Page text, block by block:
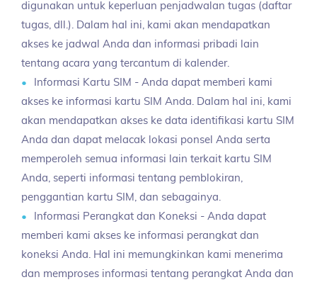
digunakan untuk keperluan penjadwalan tugas (daftar
tugas, dll.). Dalam hal ini, kami akan mendapatkan
akses ke jadwal Anda dan informasi pribadi lain
tentang acara yang tercantum di kalender.
Informasi Kartu SIM - Anda dapat memberi kami
akses ke informasi kartu SIM Anda. Dalam hal ini, kami
akan mendapatkan akses ke data identifikasi kartu SIM
Anda dan dapat melacak lokasi ponsel Anda serta
memperoleh semua informasi lain terkait kartu SIM
Anda, seperti informasi tentang pemblokiran,
penggantian kartu SIM, dan sebagainya.
Informasi Perangkat dan Koneksi - Anda dapat
memberi kami akses ke informasi perangkat dan
koneksi Anda. Hal ini memungkinkan kami menerima
dan memproses informasi tentang perangkat Anda dan